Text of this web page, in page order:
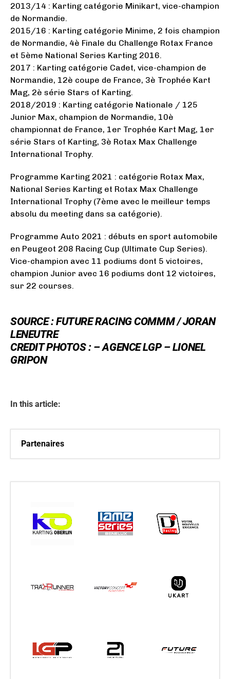
2013/14 : Karting catégorie Minikart, vice-champion
de Normandie.
2015/16 : Karting catégorie Minime, 2 fois champion
de Normandie, 4è Finale du Challenge Rotax France
et 5ème National Series Karting 2016.
2017 : Karting catégorie Cadet, vice-champion de
Normandie, 12è coupe de France, 3è Trophée Kart
Mag, 2è série Stars of Karting.
2018/2019 : Karting catégorie Nationale / 125
Junior Max, champion de Normandie, 10è
championnat de France, 1er Trophée Kart Mag, 1er
série Stars of Karting, 3è Rotax Max Challenge
International Trophy.
Programme Karting 2021 : catégorie Rotax Max,
National Series Karting et Rotax Max Challenge
International Trophy (7ème avec le meilleur temps
absolu du meeting dans sa catégorie).
Programme Auto 2021 : débuts en sport automobile
en Peugeot 208 Racing Cup (Ultimate Cup Series).
Vice-champion avec 11 podiums dont 5 victoires,
champion Junior avec 16 podiums dont 12 victoires,
sur 22 courses.
SOURCE : FUTURE RACING COMMM / JORAN
LENEUTRE
CREDIT PHOTOS : – AGENCE LGP – LIONEL
GRIPON
In this article:
Partenaires